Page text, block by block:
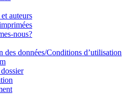
auteurs
nous?
des données/Conditions d’utilisation